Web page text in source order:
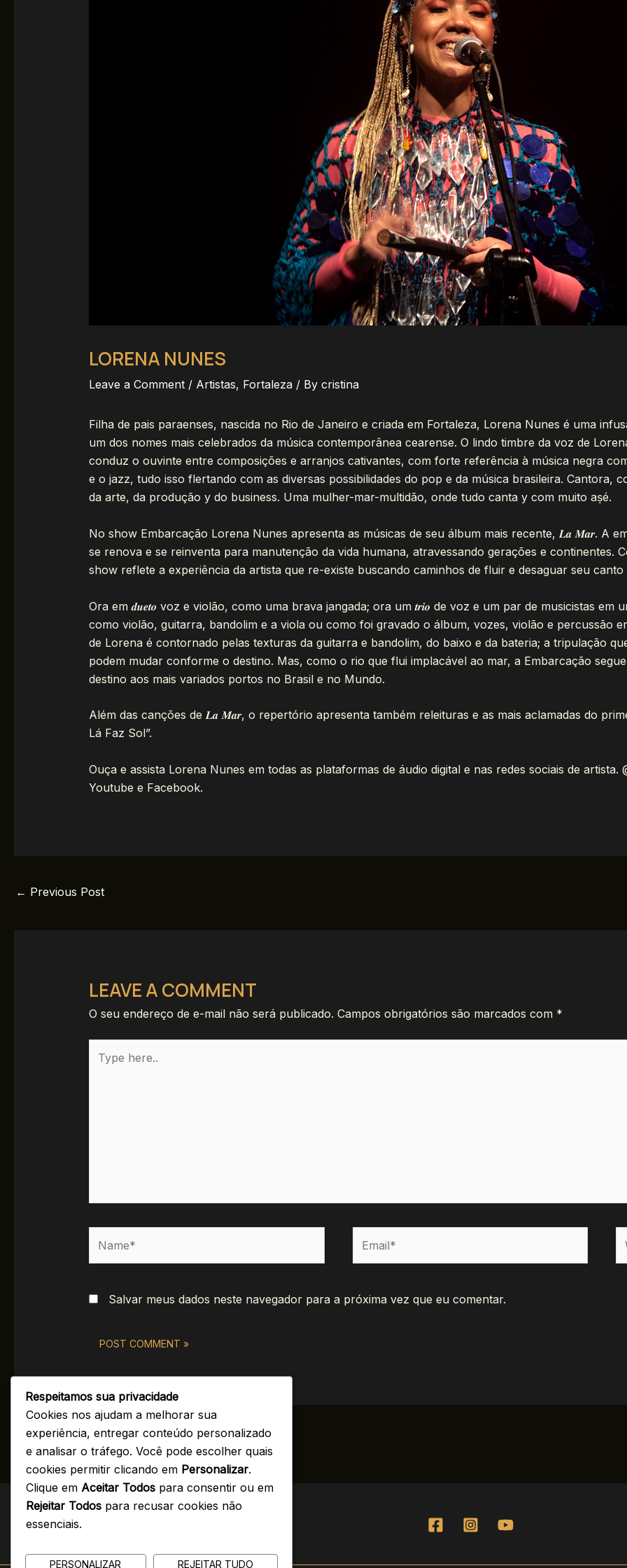
LORENA NUNES
Leave a Comment / Artistas, Fortaleza/ By cristina
Filha de pais paraenses, nascida no Rio de Janeiro e criada em Fortaleza, Lorena Nunes é uma
um dos nomes mais celebrados da música contemporânea cearense. O lindo timbre da voz de
conduz o ouvinte entre composições e arranjos cativantes, com forte referência à música negra
e o jazz, tudo isso flertando com as diversas possibilidades do pop e da música brasileira. Cantora,
da arte, da produção y do business. Uma mulher-mar-multidão, onde tudo canta y com muito aṣé.
No show Embarcação Lorena Nunes apresenta as músicas de seu álbum mais recente, 𝑳𝒂 𝑴𝒂𝒓. A
se renova e se reinventa para manutenção da vida humana, atravessando gerações e continentes.
show reflete a experiência da artista que re-existe buscando caminhos de fluir e desaguar seu canto
Ora em 𝒅𝒖𝒆𝒕𝒐 voz e violão, como uma brava jangada; ora um 𝒕𝒓𝒊𝒐 de voz e um par de musicistas
como violão, guitarra, bandolim e a viola ou como foi gravado o álbum, vozes, violão e percussão
de Lorena é contornado pelas texturas da guitarra e bandolim, do baixo e da bateria; a tripulação
podem mudar conforme o destino. Mas, como o rio que flui implacável ao mar, a Embarcação
destino aos mais variados portos no Brasil e no Mundo.
Além das canções de 𝑳𝒂 𝑴𝒂𝒓, o repertório apresenta também releituras e as mais aclamadas do
Lá Faz Sol”.
Ouça e assista Lorena Nunes em todas as plataformas de áudio digital e nas redes sociais de
Youtube e Facebook.
← Previous Post
LEAVE A COMMENT
O seu endereço de e-mail não será publicado. Campos obrigatórios são marcados com *
here..
Salvar meus dados neste navegador para a próxima vez que eu comentar.
Respeitamos sua privacidade
Cookies nos ajudam a melhorar sua
experiência, entregar conteúdo personalizado
e analisar o tráfego. Você pode escolher quais
cookies permitir clicando em Personalizar.
Clique em Aceitar Todos para consentir ou em
Rejeitar Todos para recusar cookies não
essenciais.
PERSONALIZAR REJEITAR TUDO